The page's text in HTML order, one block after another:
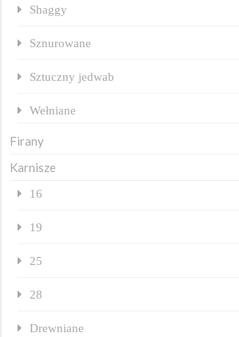
Shaggy
Sznurowane
Sztuczny jedwab
Wełniane
Firany
Karnisze
16
19
25
28
Drewniane